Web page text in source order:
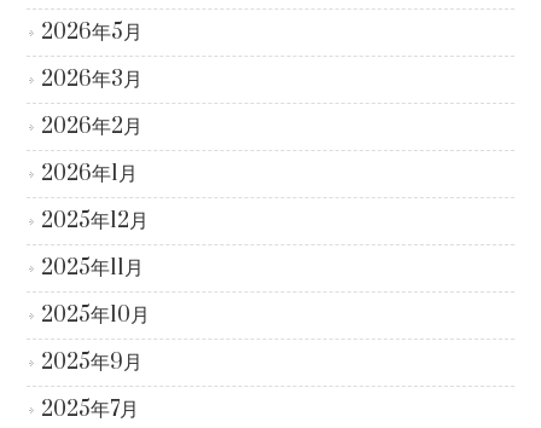
2026年5月
2026年3月
2026年2月
2026年1月
2025年12月
2025年11月
2025年10月
2025年9月
2025年7月